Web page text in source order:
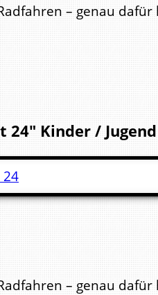
– genau
24" Kinder / Jugend
– genau